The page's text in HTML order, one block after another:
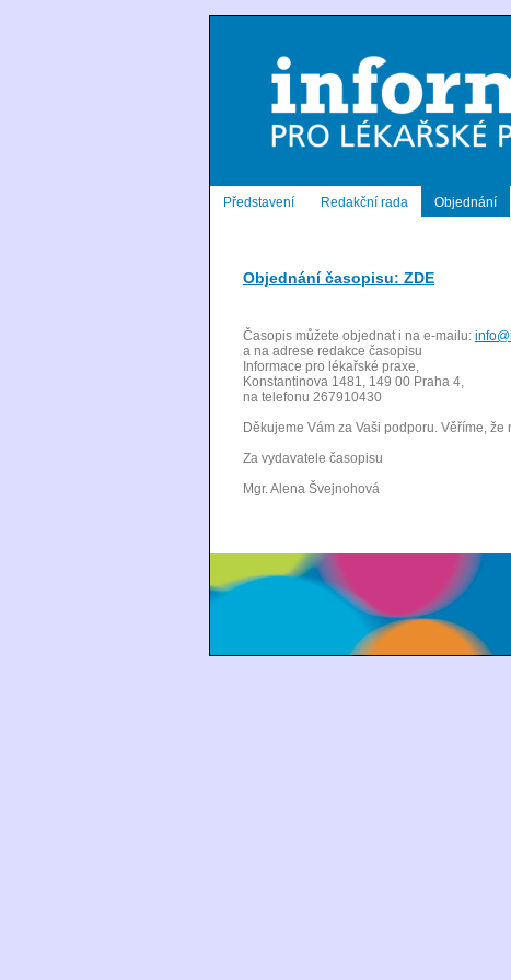
Představení Redakční rada Objednání
Objednání časopisu: ZDE
Časopis můžete objednat i na e-mailu:
a na adrese redakce časopisu
Informace pro lékařské praxe,
Konstantinova 1481, 149 00 Praha 4,
na telefonu 267910430
Děkujeme Vám za Vaši podporu. Věříme,
Za vydavatele časopisu
Mgr. Alena Švejnohová